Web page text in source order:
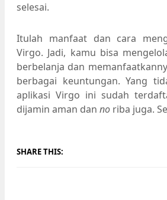
selesai.
Itulah manfaat dan cara
Virgo. Jadi, kamu bisa
berbelanja dan
berbagai keuntungan. Yang
aplikasi Virgo ini sudah
dijamin aman dan no riba juga.
SHARE THIS: